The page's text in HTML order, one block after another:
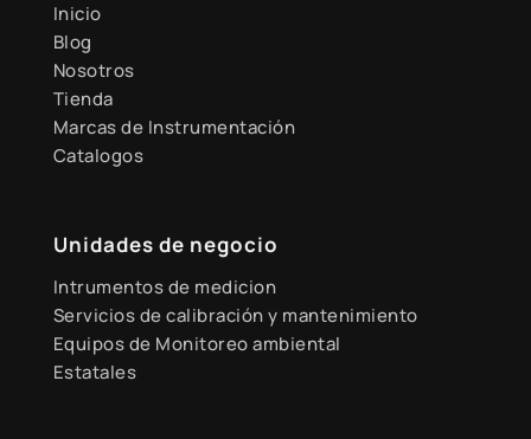
Inicio
Blog
Nosotros
Tienda
Marcas de Instrumentación
Catalogos
Unidades de negocio
Intrumentos de medicion
Servicios de calibración y mantenimiento
Equipos de Monitoreo ambiental
Estatales